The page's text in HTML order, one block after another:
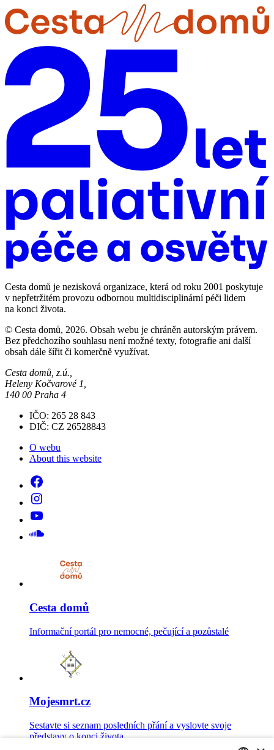
Cesta domů je nezisková organizace, která od roku 2001 poskytuje
v nepřetržitém provozu odbornou multidisciplinární péči lidem
na konci života.
© Cesta domů, 2026. Obsah webu je chráněn autorským právem.
Bez předchozího souhlasu není možné texty, fotografie ani další
obsah dále šířit či komerčně využívat.
Cesta domů, z.ú.,
Heleny Kočvarové 1,
140 00 Praha 4
IČO: 265 28 843
DIČ: CZ 26528843
O webu
About this website
Cesta domů
Informační portál pro nemocné, pečující a pozůstalé
Mojesmrt.cz
Sestavte si seznam posledních přání a vyslovte svoje
představy o konci života